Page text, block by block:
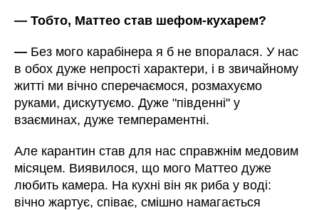
—Тобто, Маттео став шефом-кухарем?
— Без мого карабінера я б не впоралася. У нас
в обох дуже непрості характери, і в звичайному
житті ми вічно сперечаємося, розмахуємо
руками, дискутуємо. Дуже "південні" у
взаєминах, дуже темпераментні.
Але карантин став для нас справжнім медовим
місяцем. Виявилося, що мого Маттео дуже
любить камера. На кухні він як риба у воді:
вічно жартує, співає, смішно намагається